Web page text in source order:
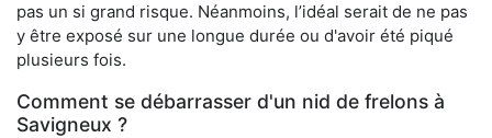
pas un si grand risque. Néanmoins, l’idéal serait de ne pas
y être exposé sur une longue durée ou d'avoir été piqué
plusieurs fois.
Comment se débarrasser d'un nid de frelons à
Savigneux ?